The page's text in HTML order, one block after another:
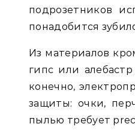
подрозетников
понадобится
Из материалов
гипс или
конечно,
защиты: очки,
пылью требует